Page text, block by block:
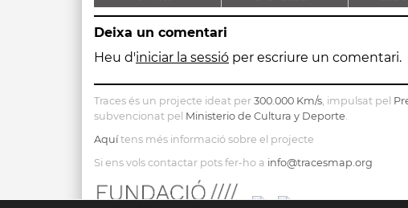
Deixa un comentari
Heu d'iniciar la sessió per escriure un comentari.
Traces és un projecte ideat per 300.000 Km/s, impulsat pel
subvencionat pel Ministerio de Cultura y Deporte.
Aquítens més informació sobre el projecte
Si ens vols contactar pots fer-ho a info@tracesmap.org